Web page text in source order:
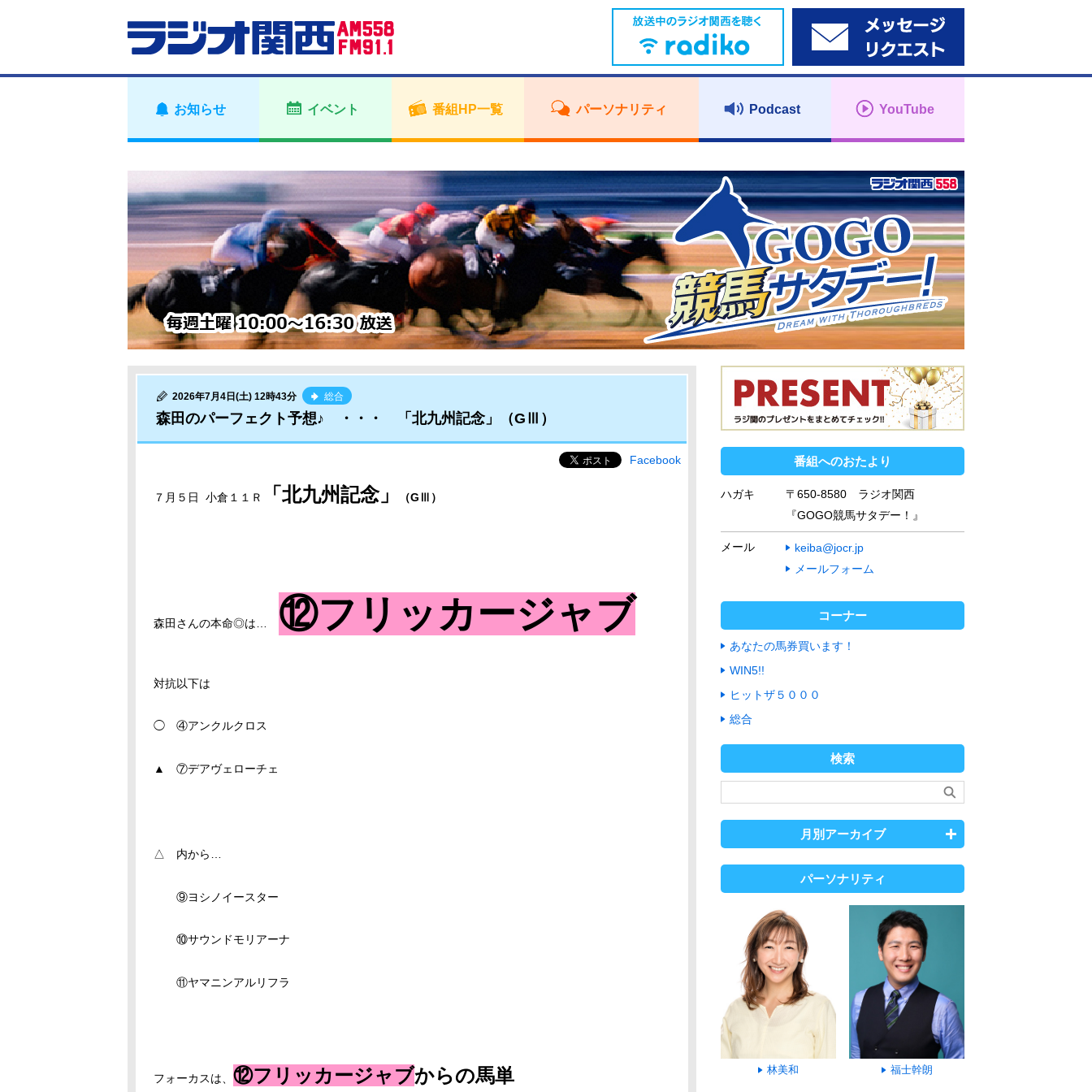
お知らせ イベント 番組HP一覧 パーソナリティ Podcast YouTube
2026年7月4日(土) 12時43分 総合
森田のパーフェクト予想♪ ・・・ 「北九州記念」（GⅢ）
Facebook
７月５日 小倉１１Ｒ 「北九州記念」 （GⅢ ）
森田さんの本命◎は… ⑫フリッカージャブ
対抗以下は
◯ ④アンクルクロス
▲ ⑦デアヴェローチェ
△ 内から…
⑨ヨシノイースター
⑩サウンドモリアーナ
⑪ヤマニンアルリフラ
フォーカスは、 ⑫フリッカージャブからの馬単
番組へのおたより
ハガキ
〒650-8580 ラジオ関西
『GOGO競馬サタデー！』
メール
keiba@jocr.jp
メールフォーム
コーナー
あなたの馬券買います！
WIN5!!
ヒットザ５０００
総合
検索
月別アーカイブ
パーソナリティ
林美和 福士幹朗